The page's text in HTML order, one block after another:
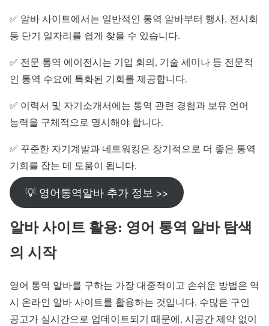
✅ 알바 사이트에서는 일반적인 통역 알바부터 행사, 전시회
등 단기 일자리를 쉽게 찾을 수 있습니다.
✅ 전문 통역 에이전시는 기업 회의, 기술 세미나 등 전문적
인 통역 수요에 특화된 기회를 제공합니다.
✅ 이력서 및 자기소개서에는 통역 관련 경험과 보유 언어
능력을 구체적으로 명시해야 합니다.
✅ 꾸준한 자기계발과 네트워킹은 장기적으로 더 좋은 통역
기회를 잡는 데 도움이 됩니다.
💡 영어통역알바 추가 정보 >>
알바 사이트 활용: 영어 통역 알바 탐색
의 시작
영어 통역 알바를 구하는 가장 대중적이고 손쉬운 방법은 역
시 온라인 알바 사이트를 활용하는 것입니다. 수많은 구인
공고가 실시간으로 업데이트되기 때문에, 시공간 제약 없이